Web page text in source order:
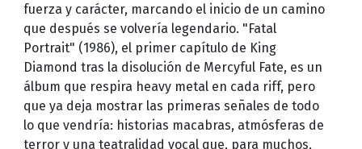
fuerza y carácter, marcando el inicio de un camino
que después se volvería legendario. "Fatal
Portrait" (1986), el primer capítulo de King
Diamond tras la disolución de Mercyful Fate, es un
álbum que respira heavy metal en cada riff, pero
que ya deja mostrar las primeras señales de todo
lo que vendría: historias macabras, atmósferas de
terror y una teatralidad vocal que, para muchos,